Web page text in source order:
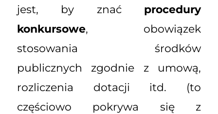
jest, by znać procedury
konkursowe, obowiązek
stosowania środków
publicznych zgodnie z umową,
rozliczenia dotacji itd. (to
częściowo pokrywa się z